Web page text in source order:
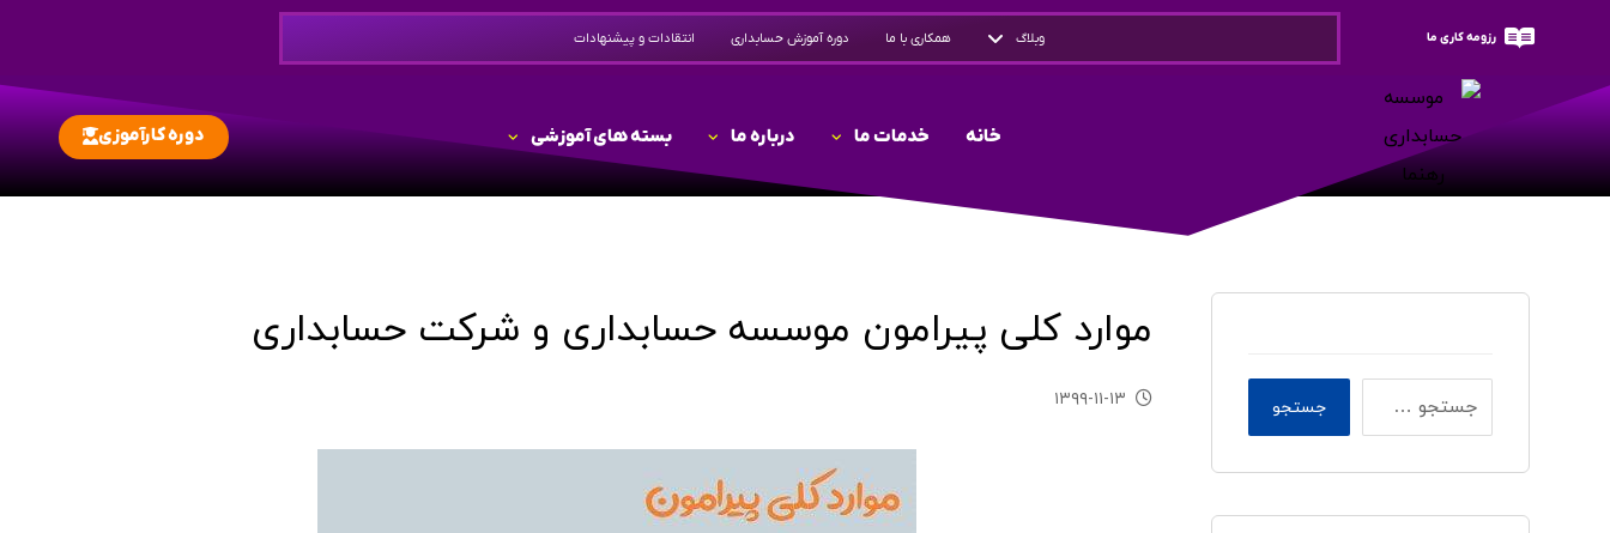
رزومه کاری ما وبلاگ همکاری با ما دوره آموزش حسابداری انتقادات و پیشنهادات
خانه خدمات ما درباره ما بسته های آموزشی دوره کارآموزی
موارد کلی پیرامون موسسه حسابداری و شرکت حسابداری
۱۳۹۹-۱۱-۱۳ جستجو